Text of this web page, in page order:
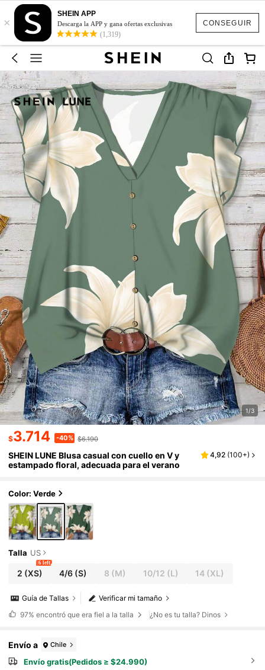
CONSEGUIR
×
SHEIN APP
Descarga la APP y gana ofertas exclusivas
(1,319)
1/3
$3.714 -40% $6.190
SHEIN LUNE Blusa casual con cuello en V y
estampado floral, adecuada para el verano
4,92 (100+)
Color: Verde
Talla US
2 (XS)
6 left
4/6 (S) 8 (M) 10/12 (L) 14 (XL)
Verificar mi tamaño
Guía de Tallas
97% encontró que era fiel a la talla ¿No es tu talla? Dinos
Envío a Chile
Envío gratis(Pedidos ≥ $24.990)